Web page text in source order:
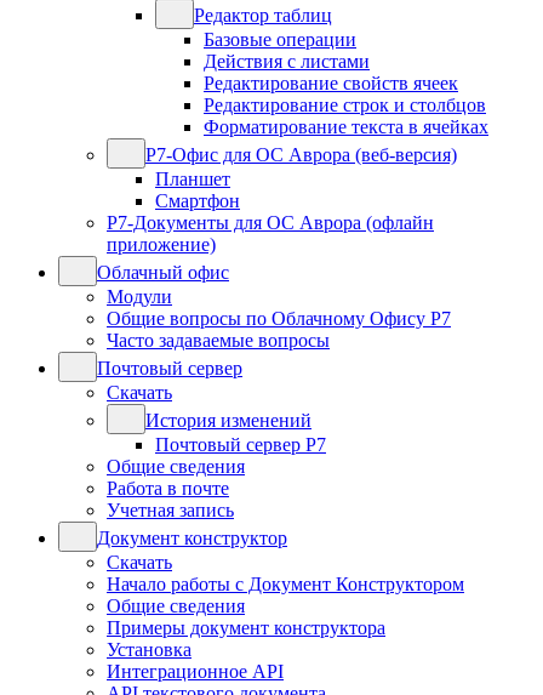
Редактор таблиц
Базовые операции
Действия с листами
Редактирование свойств ячеек
Редактирование строк и столбцов
Форматирование текста в ячейках
Р7-Офис для ОС Аврора (веб-версия)
Планшет
Смартфон
Р7-Документы для ОС Аврора (офлайн
приложение)
Облачный офис
Модули
Общие вопросы по Облачному Офису Р7
Часто задаваемые вопросы
Почтовый сервер
Скачать
История изменений
Почтовый сервер Р7
Общие сведения
Работа в почте
Учетная запись
Документ конструктор
Скачать
Начало работы с Документ Конструктором
Общие сведения
Примеры документ конструктора
Установка
Интеграционное API